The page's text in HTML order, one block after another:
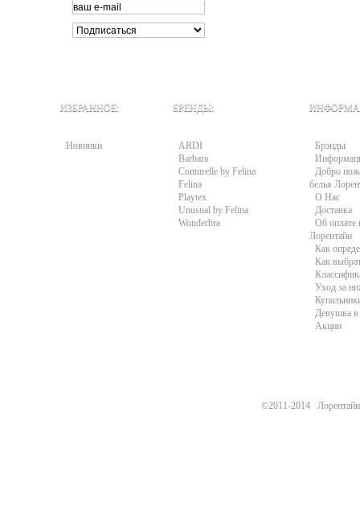
ИЗБРАННОЕ:
Новинки
БРЕНДЫ:
ARDI
Barbara
Conturelle by Felina
Felina
Playtex
Unusual by Felina
Wonderbra
Брэнды
Добро
белья
О Нас
Доставка
Об оплате
Лорентайн
Как
Как
Уход за
Девушка в
Акции
©2011-2014